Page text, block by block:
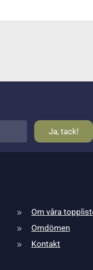
Om våra
Omdömen
Kontakt